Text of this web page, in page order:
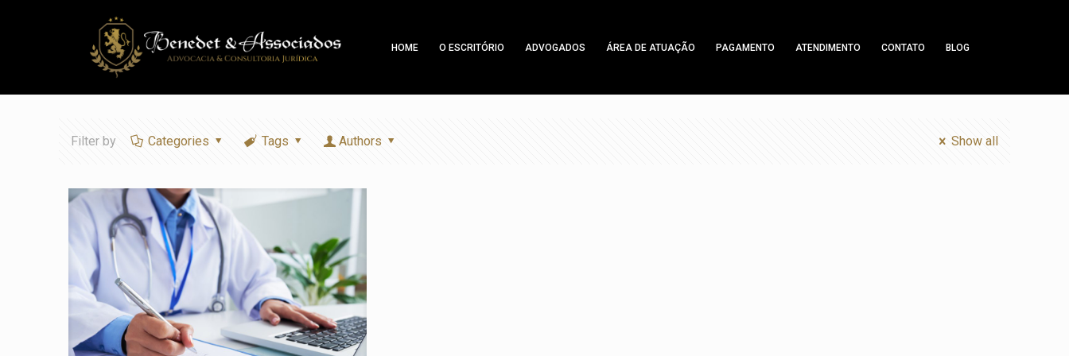
HOME O ESCRITÓRIO ADVOGADOS ÁREA DE ATUAÇÃO PAGAMENTO ATENDIMENTO CONTATO BLOG
Filter by Categories Tags Authors Show all